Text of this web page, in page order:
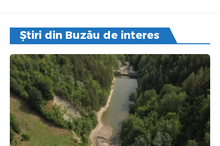
Știri din Buzău de interes